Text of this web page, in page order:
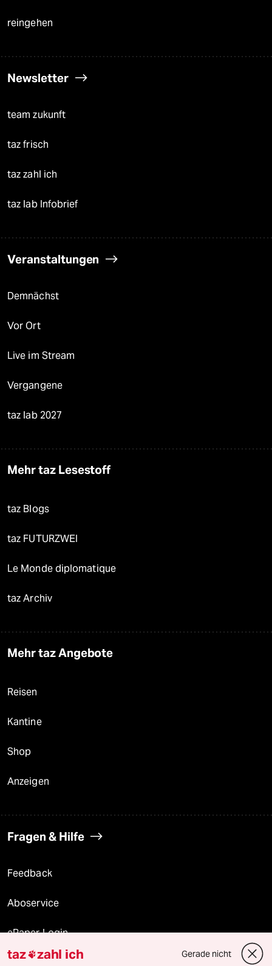
reingehen
Newsletter
team zukunft
taz frisch
taz zahl ich
taz lab Infobrief
Veranstaltungen
Demnächst
Vor Ort
Live im Stream
Vergangene
taz lab 2027
Mehr taz Lesestoff
taz Blogs
taz FUTURZWEI
Le Monde diplomatique
taz Archiv
Mehr taz Angebote
Reisen
Kantine
Shop
Anzeigen
Fragen & Hilfe
Feedback
Aboservice
ePaper Login
Downloads für Abonnierende
taz zahl ich Gerade nicht